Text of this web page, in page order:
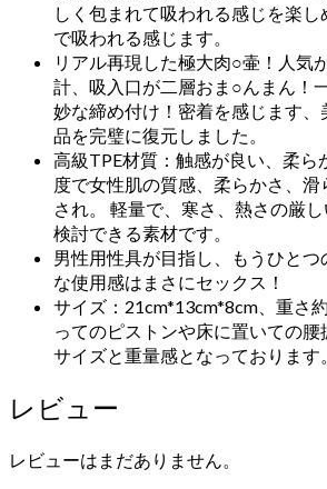
しく包まれて吸われる感じを楽
で吸われる感じます。
リアル再現した極大肉○壷！人気
計、吸入口が二層おま○んまん！
妙な締め付け！密着を感じます
品を完璧に復元しました。
高級TPE材質：触感が良い、柔ら
度で女性肌の質感、柔らかさ、滑
され。 軽量で、寒さ、熱さの厳
検討できる素材です。
男性用性具が目指し、もうひと
な使用感はまさにセックス！
サイズ：21cm*13cm*8cm、重さ
ってのピストンや床に置いての
サイズと重量感となっております。
レビュー
レビューはまだありません。